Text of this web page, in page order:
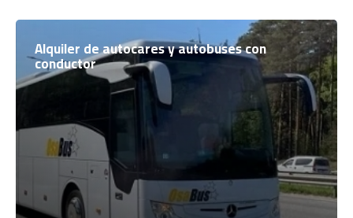
Alquiler de autocares y autobuses con
conductor